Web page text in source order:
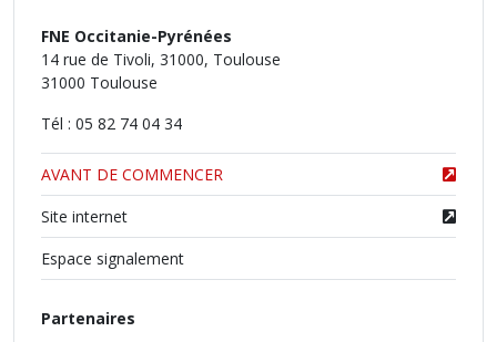
FNE Occitanie-Pyrénées
14 rue de Tivoli, 31000, Toulouse
31000 Toulouse
Tél : 05 82 74 04 34
AVANT DE COMMENCER
Site internet
Espace signalement
Partenaires